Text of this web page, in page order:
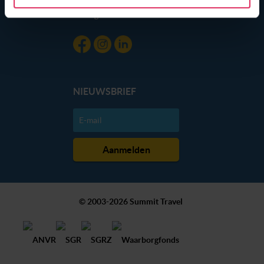
gebruik van hun services. Wil je niet dat dit gebeurt? Pas
dan hieronder jouw voorkeuren aan. Goed om te weten:
je kunt jouw voorkeuren altijd aanpassen. Klik daarvoor
op de lichtblauwe knop linksonder in beeld en kies voor
kunnen ontvangen en verwerken.
NIEUWSBRIEF
© 2003-2026 Summit Travel